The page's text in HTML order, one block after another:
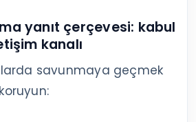
yanıt çerçevesi: kabul
kanalı
savunmaya geçmek